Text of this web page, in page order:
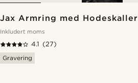
Jax Armring med Hodeskaller
Inkludert moms
4.1 (27)
Gravering